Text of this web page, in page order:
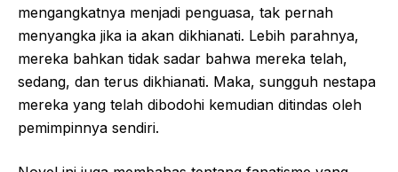
mengangkatnya menjadi penguasa, tak pernah
menyangka jika ia akan dikhianati. Lebih parahnya,
mereka bahkan tidak sadar bahwa mereka telah,
sedang, dan terus dikhianati. Maka, sungguh nestapa
mereka yang telah dibodohi kemudian ditindas oleh
pemimpinnya sendiri.